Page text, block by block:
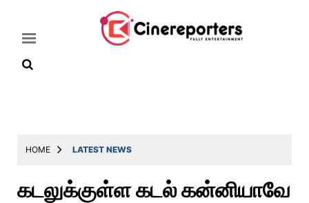
Latest
Throwback
HOME LATEST NEWS
கடலுக்குள்ள கடல் கன்னியாவே